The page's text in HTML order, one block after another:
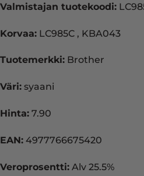
Valmistajan tuotekoodi:
Korvaa: LC985C , KBA043
Tuotemerkki: Brother
Väri: syaani
Hinta: 7.90
EAN: 4977766675420
Veroprosentti: Alv 25.5%